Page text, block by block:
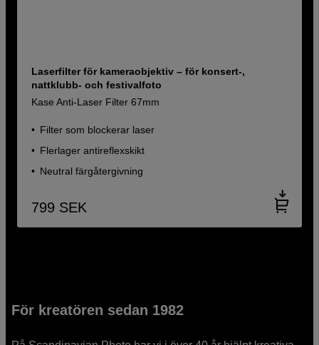
Laserfilter för kameraobjektiv – för konsert-,
nattklubb- och festivalfoto
Kase Anti-Laser Filter 67mm
Filter som blockerar laser
Flerlager antireflexskikt
Neutral färgåtergivning
799 SEK
För kreatören sedan 1982